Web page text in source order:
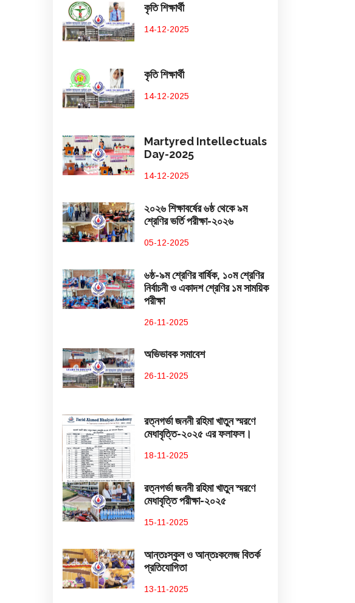
কৃতি শিক্ষার্থী
14-12-2025
কৃতি শিক্ষার্থী
14-12-2025
Martyred Intellectuals
Day-2025
14-12-2025
২০২৬ শিক্ষাবর্ষের ৬ষ্ঠ থেকে ৯ম
শ্রেণির ভর্তি পরীক্ষা-২০২৬
05-12-2025
৬ষ্ঠ-৯ম শ্রেণির বার্ষিক, ১০ম শ্রেণির
নির্বাচনী ও একাদশ শ্রেণির ১ম সাময়িক
পরীক্ষা
26-11-2025
অভিভাবক সমাবেশ
26-11-2025
রত্নগর্ভা জননী রহিমা খাতুন স্মরণে
মেধাবৃত্তি-২০২৫ এর ফলাফল।
18-11-2025
রত্নগর্ভা জননী রহিমা খাতুন স্মরণে
মেধাবৃত্তি পরীক্ষা-২০২৫
15-11-2025
আন্তঃস্কুল ও আন্তঃকলেজ বিতর্ক
প্রতিযোগিতা
13-11-2025